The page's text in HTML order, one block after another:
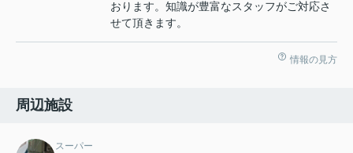
おります。知識が豊富なスタッフがご対応さ
せて頂きます。
情報の見方
周辺施設
スーパー